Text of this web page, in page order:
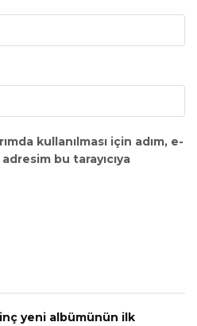
kullanılması için adım, e-
bu tarayıcıya
yeni albümünün ilk